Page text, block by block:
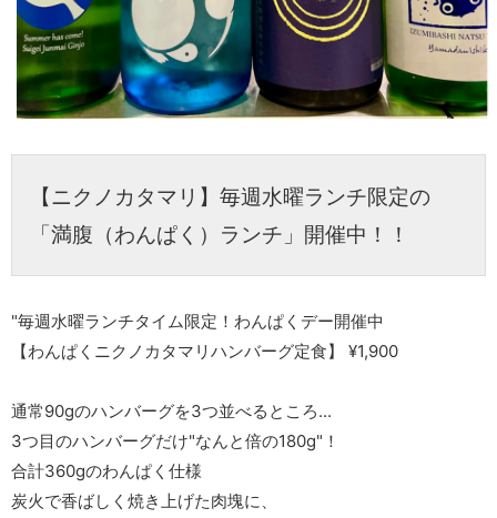
【ニクノカタマリ】毎週水曜ランチ限定の
「満腹（わんぱく）ランチ」開催中！！
"毎週水曜ランチタイム限定！わんぱくデー開催中
【わんぱくニクノカタマリハンバーグ定食】 ¥1,900
通常90gのハンバーグを3つ並べるところ...
3つ目のハンバーグだけ"なんと倍の180g"！
合計360gのわんぱく仕様
炭火で香ばしく焼き上げた肉塊に、